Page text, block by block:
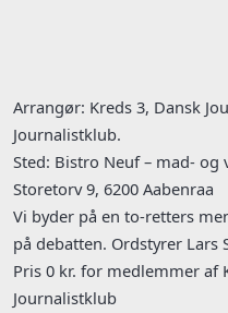
Arrangør: Kreds 3, Dansk
Journalistklub.
Sted: Bistro Neuf – mad- og
Storetorv 9, 6200 Aabenraa
Vi byder på en to-retters
på debatten. Ordstyrer Lars
Pris 0 kr. for medlemmer af
Journalistklub